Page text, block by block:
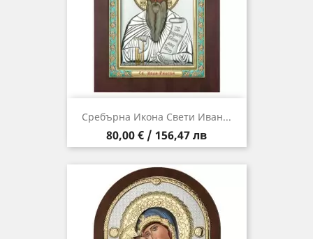
Сребърна Икона Свети Иван...
Цена
80,00 € / 156,47 лв